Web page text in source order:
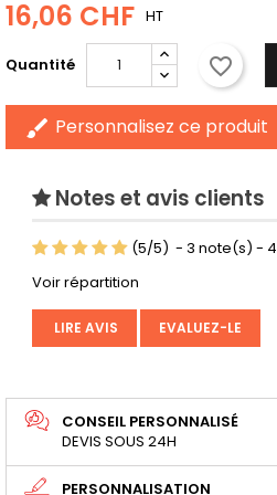
16,06 CHF HT
Quantité favorite_border
brush Personnalisez ce produit
Notes et avis clients
(5/5) - 3 note(s) - 4
Voir répartition
LIRE AVIS EVALUEZ-LE
CONSEIL PERSONNALISÉ
DEVIS SOUS 24H
PERSONNALISATION